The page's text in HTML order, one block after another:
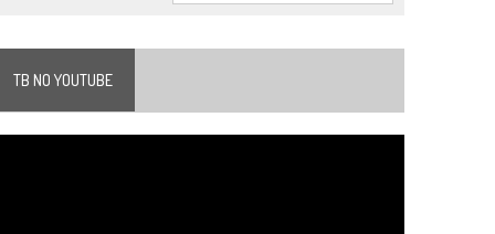
TB NO YOUTUBE